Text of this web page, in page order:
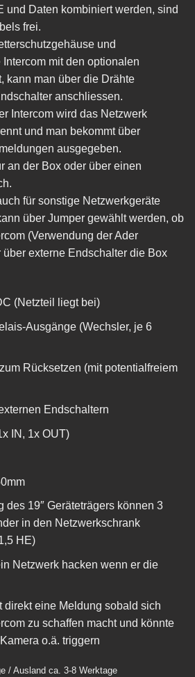
und Daten kombiniert werden, sind
frei.
und
mit den optionalen
kann man über die Drähte
anschliessen.
Intercom wird das Netzwerk
und man bekommt über
ausgegeben.
an der Box oder über einen
für sonstige Netzwerkgeräte
über Jumper gewählt werden, ob
(Verwendung der Ader
externe Endschalter die Box
(Netzteil liegt bei)
Ausgänge (Wechsler, je 6
Rücksetzen (mit potentialfreiem
Endschaltern
IN, 1x OUT)
des 19″ Geräteträgers können 3
in den Netzwerkschrank
HE)
Netzwerk hacken wenn er die
direkt eine Meldung sobald sich
zu schaffen macht und könnte
o.ä. triggern
/ Ausland ca. 3-8 Werktage